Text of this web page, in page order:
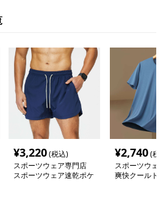
¥3,220(税込)
スポーツウェア専門店
スポーツウェア速乾ポケ
¥2,740(税
スポーツウェ
爽快クールド